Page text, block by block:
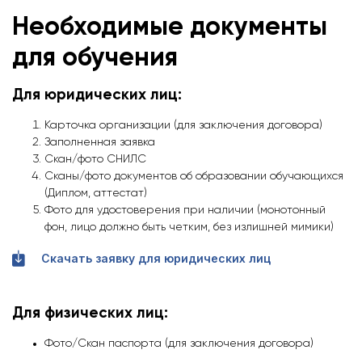
Необходимые документы
для обучения
Для юридических лиц:
Карточка организации (для заключения договора)
Заполненная заявка
Скан/фото СНИЛС
Сканы/фото документов об образовании обучающихся
(Диплом, аттестат)
Фото для удостоверения при наличии (монотонный
фон, лицо должно быть четким, без излишней мимики)
Скачать заявку для юридических лиц
Для физических лиц:
Фото/Скан паспорта (для заключения договора)